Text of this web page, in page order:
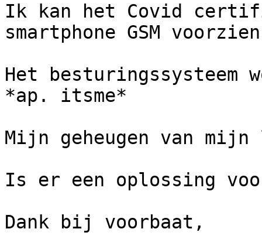
Ik kan het Covid
smartphone GSM
Het besturingssysteem
*ap. itsme*
Mijn geheugen van
Is er een oplossing
Dank bij voorbaat,